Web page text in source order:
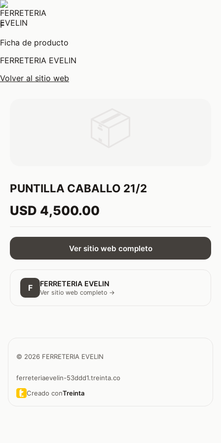
F
Ficha de producto
FERRETERIA EVELIN
Volver al sitio web
PUNTILLA CABALLO 21/2
USD 4,500.00
Ver sitio web completo
F FERRETERIA EVELIN
Ver sitio web completo →
© 2026 FERRETERIA EVELIN
ferreteriaevelin-53ddd1.treinta.co
Creado conTreinta